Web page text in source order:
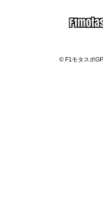
© F1モタスポ